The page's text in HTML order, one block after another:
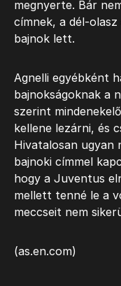
megnyerte. Bár
címnek, a dél-
bajnok lett.
Agnelli egyébként
bajnokságoknak a
szerint
kellene lezárni, és
Hivatalosan ugyan
bajnoki címmel
hogy a Juventus
mellett tenné le a
meccseit nem
(as.en.com)